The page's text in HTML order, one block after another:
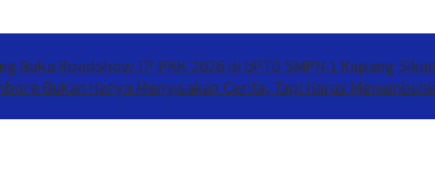
Buka Roadshow TP PKK 2026 di UPTD SMPN 1 Kupang
Bukan Hanya Menyisakan Cerita, Tapi Harus